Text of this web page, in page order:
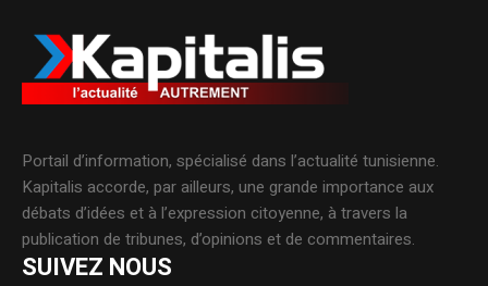
Portail d’information, spécialisé dans l’actualité tunisienne.
Kapitalis accorde, par ailleurs, une grande importance aux
débats d’idées et à l’expression citoyenne, à travers la
publication de tribunes, d’opinions et de commentaires.
SUIVEZ NOUS